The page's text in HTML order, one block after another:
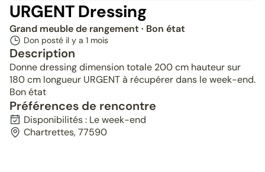
URGENT Dressing
Grand meuble de rangement · Bon état
Don posté il y a 1 mois
Description
Donne dressing dimension totale 200 cm hauteur sur
180 cm longueur URGENT à récupérer dans le week-end.
Bon état
Préférences de rencontre
Disponibilités : Le week-end
Chartrettes, 77590